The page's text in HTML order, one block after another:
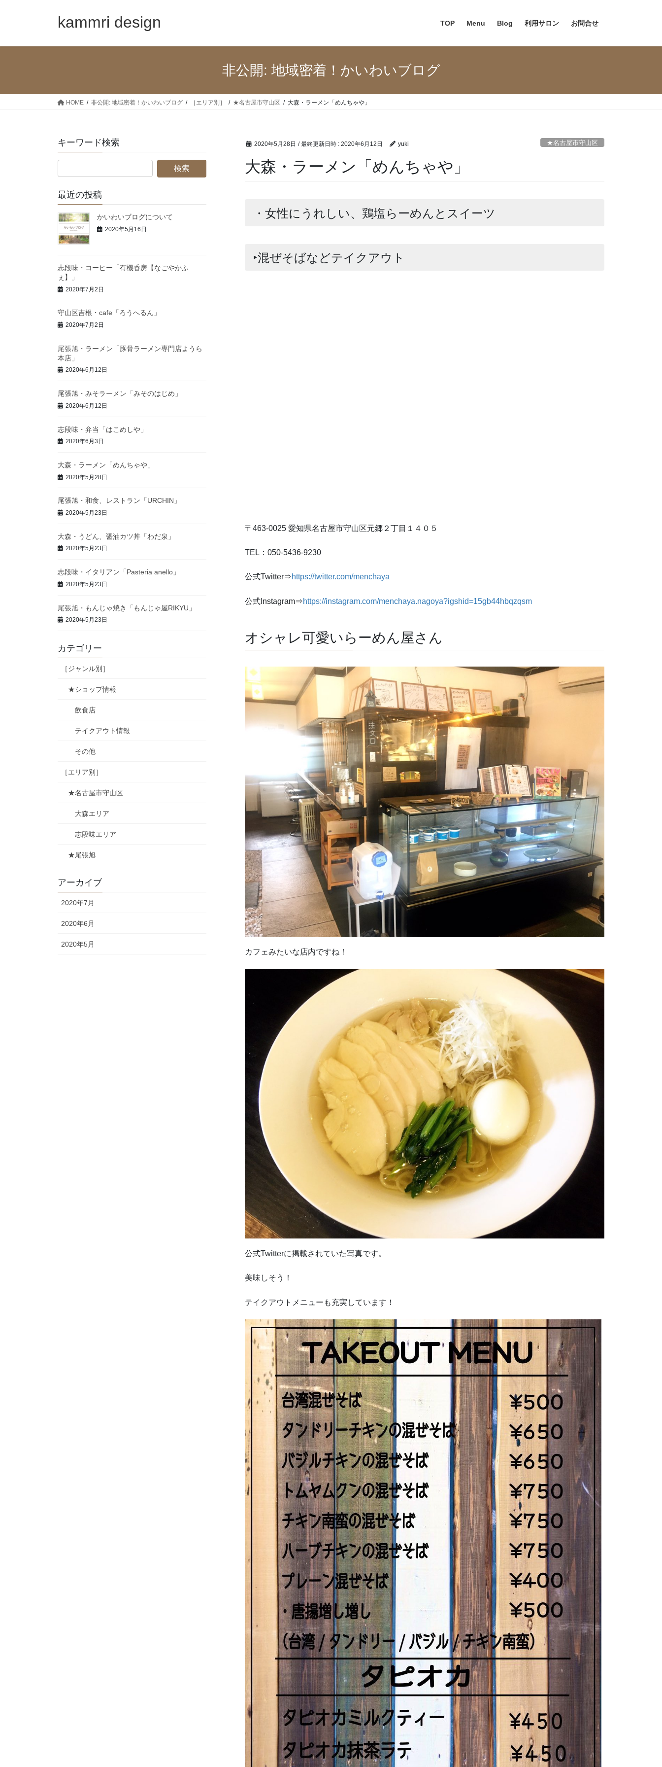
kammri design TOP Menu Blog 利用サロン お問合せ
非公開: 地域密着！かいわいブログ
HOME 非公開: 地域密着！かいわいブログ ［エリア別］ ★名古屋市守山区 大森・ラーメン「めんちゃや」
2020年5月28日 / 最終更新日時 : 2020年6月12日 yuki ★名古屋市守山区
大森・ラーメン「めんちゃや」
・女性にうれしい、鶏塩らーめんとスイーツ
‣混ぜそばなどテイクアウト
〒463-0025 愛知県名古屋市守山区元郷２丁目１４０５
TEL：050-5436-9230
公式Twitter⇒https://twitter.com/menchaya
公式Instagram⇒https://instagram.com/menchaya.nagoya?igshid=15gb44hbqzqsm
オシャレ可愛いらーめん屋さん
カフェみたいな店内ですね！
公式Twitterに掲載されていた写真です。
美味しそう！
テイクアウトメニューも充実しています！
キーワード検索
最近の投稿
かいわいブログについて
2020年5月16日
志段味・コーヒー「有機香房【なごやかふ
ぇ】」
2020年7月2日
守山区吉根・cafe「ろうへるん」
2020年7月2日
尾張旭・ラーメン「豚骨ラーメン専門店ようら
本店」
2020年6月12日
尾張旭・みそラーメン「みそのはじめ」
2020年6月12日
志段味・弁当「はこめしや」
2020年6月3日
大森・ラーメン「めんちゃや」
2020年5月28日
尾張旭・和食、レストラン「URCHIN」
2020年5月23日
大森・うどん、醤油カツ丼「わだ泉」
2020年5月23日
志段味・イタリアン「Pasteria anello」
2020年5月23日
尾張旭・もんじゃ焼き「もんじゃ屋RIKYU」
2020年5月23日
カテゴリー
［ジャンル別］
★ショップ情報
飲食店
テイクアウト情報
その他
［エリア別］
★名古屋市守山区
大森エリア
志段味エリア
★尾張旭
アーカイブ
2020年7月
2020年6月
2020年5月